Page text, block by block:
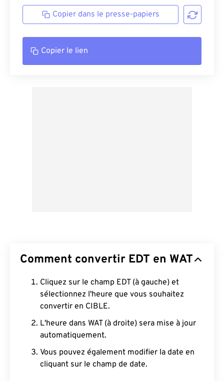
Copier dans le presse-papiers
Copier le lien
Comment convertir EDT en WAT
Cliquez sur le champ EDT (à gauche) et
sélectionnez l'heure que vous souhaitez
convertir en CIBLE.
L'heure dans WAT (à droite) sera mise à jour
automatiquement.
Vous pouvez également modifier la date en
cliquant sur le champ de date.